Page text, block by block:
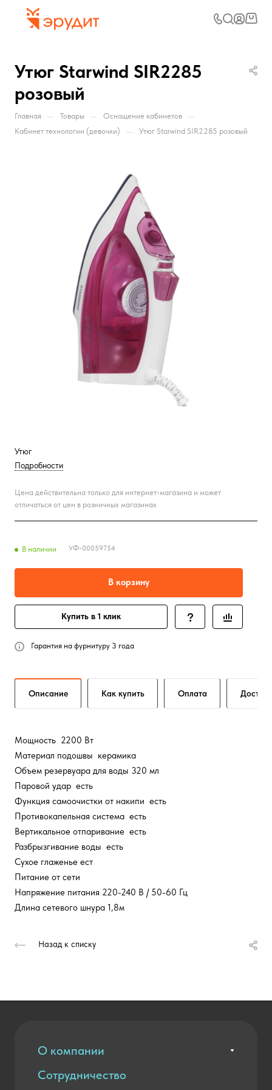
Утюг Starwind SIR2285
розовый
Главная — Товары — Оснащение кабинетов —
Кабинет технологии (девочки) — Утюг Starwind SIR2285 розовый
Утюг
Подробности
Цена действительна только для интернет-магазина и может
отличаться от цен в розничных магазинах
В наличии УФ-00059754
В корзину
Купить в 1 клик
Гарантия на фурнитуру 3 года
Описание Как купить Оплата
Мощность 2200 Вт
Материал подошвы керамика
Объем резервуара для воды 320 мл
Паровой удар есть
Функция самоочистки от накипи есть
Противокапельная система есть
Вертикальное отпаривание есть
Разбрызгивание воды есть
Сухое глаженье ест
Питание от сети
Напряжение питания 220-240 В / 50-60 Гц
Длина сетевого шнура 1,8м
Назад к списку
О компании
Вакансии
Сотрудничество